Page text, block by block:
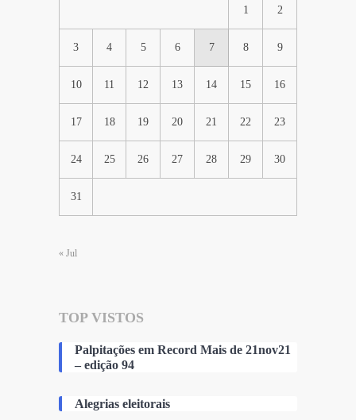
1 2
3 4 5 6 7 8 9
10 11 12 13 14 15 16
17 18 19 20 21 22 23
24 25 26 27 28 29 30
31
« Jul
TOP VISTOS
Palpitações em Record Mais de 21nov21
– edição 94
Alegrias eleitorais